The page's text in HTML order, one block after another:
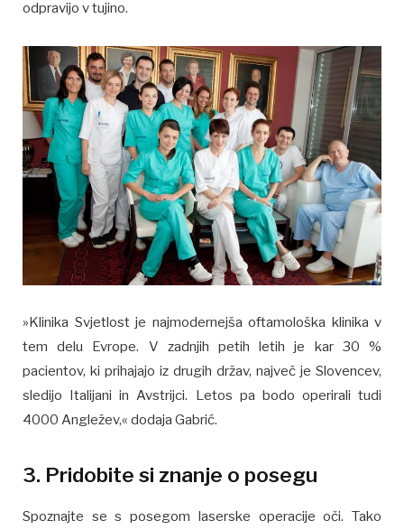
odpravijo v tujino.
»Klinika Svjetlost je najmodernejša oftamološka klinika v
tem delu Evrope. V zadnjih petih letih je kar 30 %
pacientov, ki prihajajo iz drugih držav, največ je Slovencev,
sledijo Italijani in Avstrijci. Letos pa bodo operirali tudi
4000 Angležev,« dodaja Gabrić.
3. Pridobite si znanje o posegu
Spoznajte se s posegom laserske operacije oči. Tako